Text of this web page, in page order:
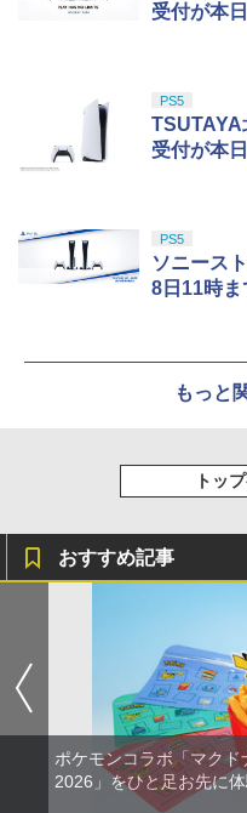
受付が本
PS5
TSUTAYA
受付が本
PS5
ソニース
8日11時ま
もっと
トッ
おすすめ記事
ポケモンコラボ「マク
2026」をひと足お先に